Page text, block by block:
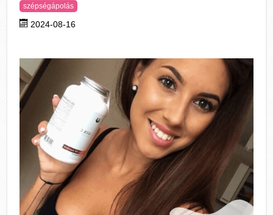
szépségápolás
2024-08-16